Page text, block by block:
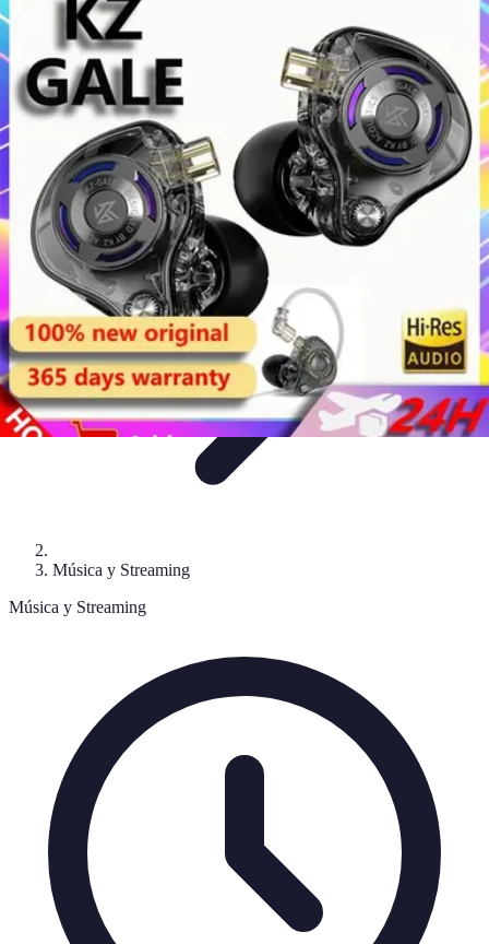
Diversión Online
Contenido DigitalCine Educación OnlineStreaming de
Música
Diversión Online
Música y Streaming
Música y Streaming